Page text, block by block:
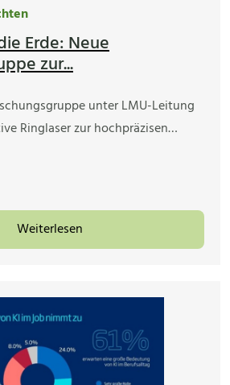
Erde: Neue
zur...
unter LMU-Leitung
Ringlaser zur hochpräzisen…
Weiterlesen